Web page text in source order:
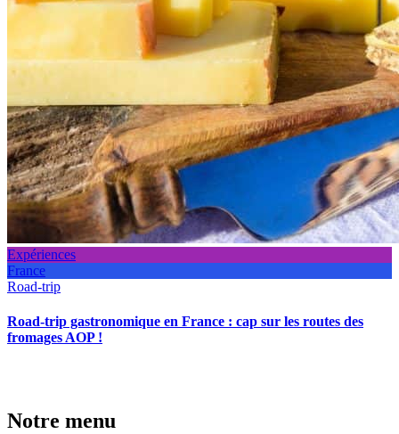
Expériences
France
Road-trip
Road-trip gastronomique en France : cap sur les routes des
fromages AOP !
Notre menu